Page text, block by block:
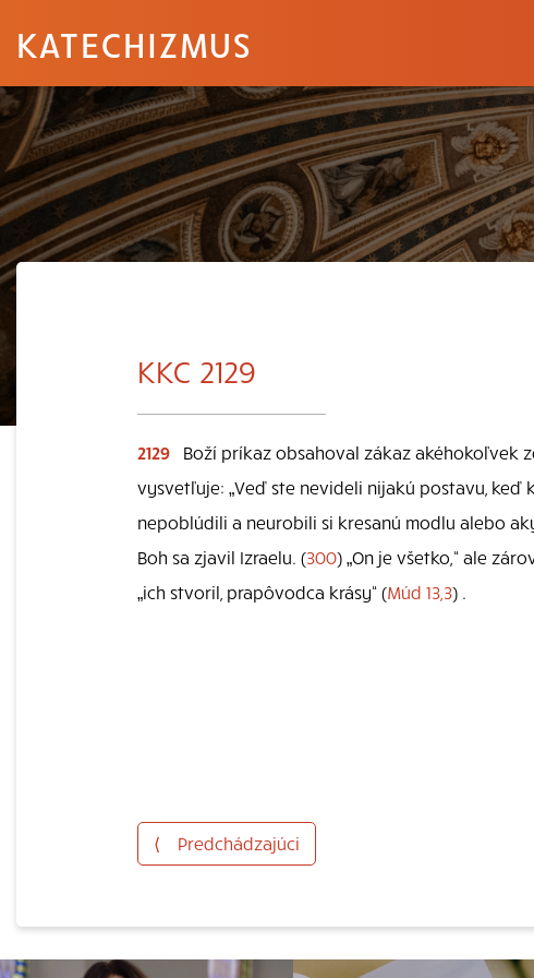
KATECHIZMUS
KKC 2129
2129
Boží príkaz obsahoval zákaz akéhokoľvek
vysvetľuje: „Veď ste nevideli nijakú postavu, keď
nepoblúdili a neurobili si kresanú modlu alebo
Boh sa zjavil Izraelu. (300) „On je všetko,“ ale
„ich stvoril, prapôvodca krásy“ (Múd 13,3) .
⟨ Predchádzajúci